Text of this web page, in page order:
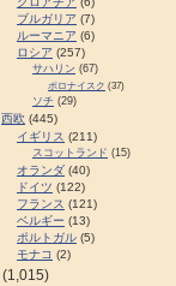
ブルガリア (7)
ルーマニア (6)
ロシア (257)
サハリン (67)
ポロナイスク (37)
ソチ (29)
西欧 (445)
イギリス (211)
スコットランド (15)
オランダ (40)
ドイツ (122)
フランス (121)
ベルギー (13)
ポルトガル (5)
モナコ (2)
(1,015)